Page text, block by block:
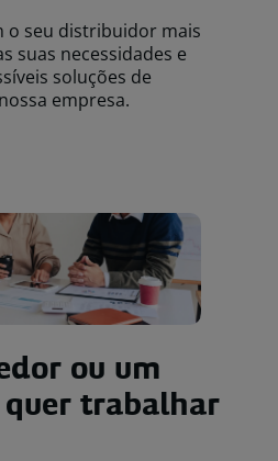
o seu distribuidor mais
suas necessidades e
soluções de
empresa.
ou um
trabalhar